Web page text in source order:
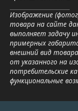
Изображение
товара на сайте
выполняет задачу
примерных
внешний вид
от указанного на
потребительские
функциональные